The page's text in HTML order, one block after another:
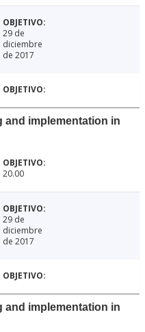
29 de
diciembre
de 2017
and implementation in
20.00
29 de
diciembre
de 2017
and implementation in